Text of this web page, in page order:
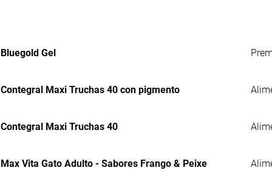
Bluegold Gel
Contegral Maxi Truchas 40 con pigmento
Contegral Maxi Truchas 40
Max Vita Gato Adulto - Sabores Frango & Peixe